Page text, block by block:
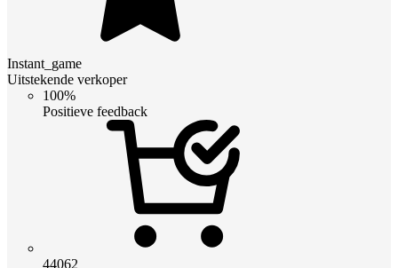
Instant_game
Uitstekende verkoper
100%
Positieve feedback
44062